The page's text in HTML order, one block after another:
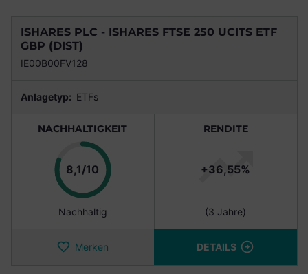
ISHARES PLC - ISHARES FTSE 250 UCITS ETF
GBP (DIST)
IE00B00FV128
Anlagetyp: ETFs
NACHHALTIGKEIT
8,1/10 Punkte
Nachhaltig
RENDITE
+36,55%
(3 Jahre)
Merken DETAILS